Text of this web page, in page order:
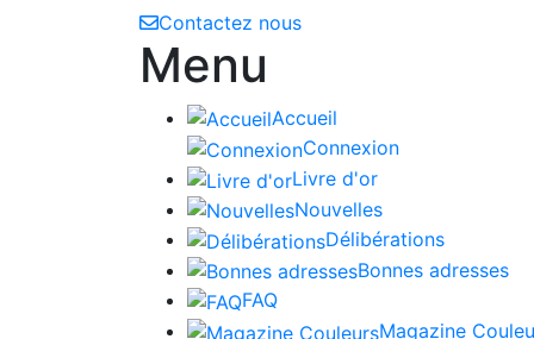
Contactez nous
Menu
Accueil
Connexion
Livre d'or
Nouvelles
Délibérations
Bonnes adresses
FAQ
Magazine